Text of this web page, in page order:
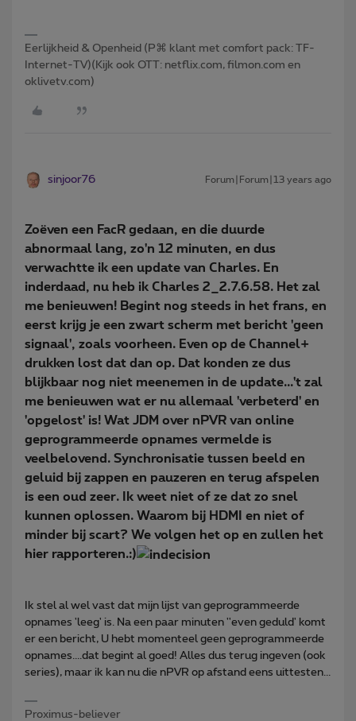
Eerlijkheid & Openheid (P⌘ klant met comfort pack: TF-
Internet-TV)(Kijk ook OTT: netflix.com, filmon.com en
oklivetv.com)
sinjoor76 Forum|Forum|13 years ago
Zoëven een FacR gedaan, en die duurde
abnormaal lang, zo'n 12 minuten, en dus
verwachtte ik een update van Charles. En
inderdaad, nu heb ik Charles 2_2.7.6.58. Het zal
me benieuwen! Begint nog steeds in het frans, en
eerst krijg je een zwart scherm met bericht 'geen
signaal', zoals voorheen. Even op de Channel+
drukken lost dat dan op. Dat konden ze dus
blijkbaar nog niet meenemen in de update...'t zal
me benieuwen wat er nu allemaal 'verbeterd' en
'opgelost' is! Wat JDM over nPVR van online
geprogrammeerde opnames vermelde is
veelbelovend. Synchronisatie tussen beeld en
geluid bij zappen en pauzeren en terug afspelen
is een oud zeer. Ik weet niet of ze dat zo snel
kunnen oplossen. Waarom bij HDMI en niet of
minder bij scart? We volgen het op en zullen het
hier rapporteren.:)
Ik stel al wel vast dat mijn lijst van geprogrammeerde
opnames 'leeg' is. Na een paar minuten ''even geduld' komt
er een bericht, U hebt momenteel geen geprogrammeerde
opnames....dat begint al goed! Alles dus terug ingeven (ook
series), maar ik kan nu die nPVR op afstand eens uittesten...
Proximus-believer